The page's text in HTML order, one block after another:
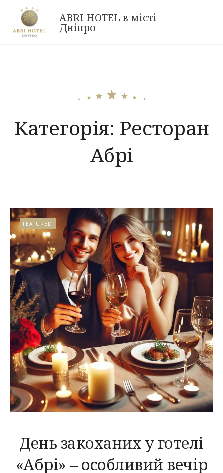
content
ABRI HOTEL в місті
Дніпро
Категорія: Ресторан
Абрі
FEATURED
День закоханих у готелі
«Абрі» – особливий вечір